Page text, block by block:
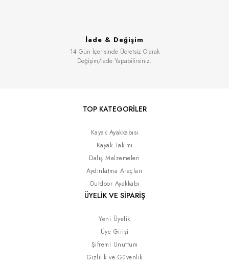
İade & Değişim
14 Gün İçerisinde Ücretsiz Olarak
Değişim/İade Yapabilirsiniz.
TOP KATEGORİLER
Kayak Ayakkabısı
Kayak Takımı
Dalış Malzemeleri
Aydınlatma Araçları
Outdoor Ayakkabı
ÜYELİK VE SİPARİŞ
Yeni Üyelik
Üye Girişi
Şifremi Unuttum
Gizlilik ve Güvenlik